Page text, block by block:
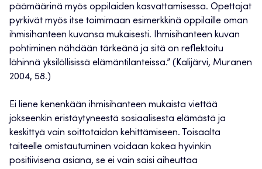
päämäärinä myös oppilaiden kasvattamisessa. Opettajat
pyrkivät myös itse toimimaan esimerkkinä oppilaille oman
ihmisihanteen kuvansa mukaisesti. Ihmisihanteen kuvan
pohtiminen nähdään tärkeänä ja sitä on reflektoitu
lähinnä yksilöllisissä elämäntilanteissa.” (Kalijärvi, Muranen
2004, 58.)
Ei liene kenenkään ihmisihanteen mukaista viettää
jokseenkin eristäytyneestä sosiaalisesta elämästä ja
keskittyä vain soittotaidon kehittämiseen. Toisaalta
taiteelle omistautuminen voidaan kokea hyvinkin
positiivisena asiana, se ei vain saisi aiheuttaa